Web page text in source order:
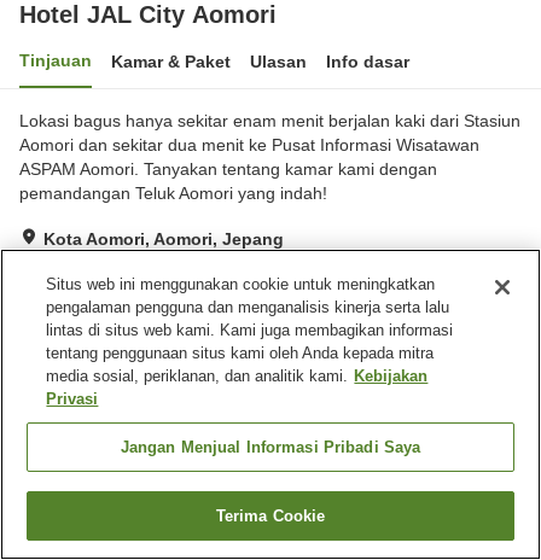
Hotel JAL City Aomori
Tinjauan Kamar & Paket Ulasan Info dasar
Lokasi bagus hanya sekitar enam menit berjalan kaki dari Stasiun
Aomori dan sekitar dua menit ke Pusat Informasi Wisatawan
ASPAM Aomori. Tanyakan tentang kamar kami dengan
pemandangan Teluk Aomori yang indah!
Kota Aomori, Aomori, Jepang
Hebat Ulasan:850
Fasilitas properti
Tempat parkir
Beranda Jepang Aomori
Kota Aomori
Cari kamar
Situs web ini menggunakan cookie untuk meningkatkan
pengalaman pengguna dan menganalisis kinerja serta lalu
lintas di situs web kami. Kami juga membagikan informasi
tentang penggunaan situs kami oleh Anda kepada mitra
media sosial, periklanan, dan analitik kami. Kebijakan
Privasi
Jangan Menjual Informasi Pribadi Saya
Terima Cookie